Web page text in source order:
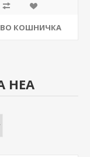
ВО КОШНИЧКА
НЕА